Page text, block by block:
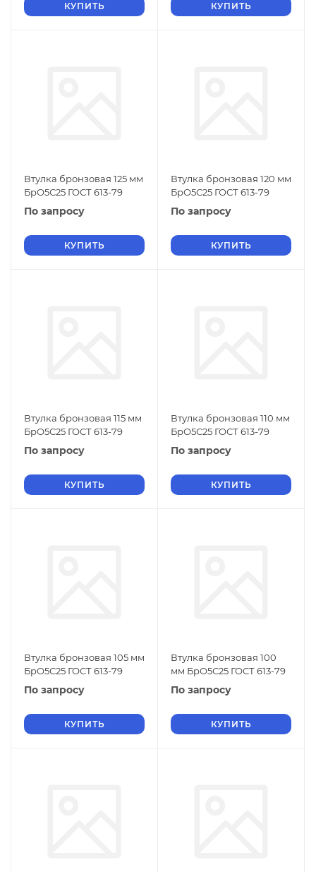
КУПИТЬ КУПИТЬ
Втулка бронзовая 125 мм
БрО5С25 ГОСТ 613-79
По запросу
КУПИТЬ
Втулка бронзовая 120 мм
БрО5С25 ГОСТ 613-79
По запросу
КУПИТЬ
Втулка бронзовая 115 мм
БрО5С25 ГОСТ 613-79
По запросу
КУПИТЬ
Втулка бронзовая 110 мм
БрО5С25 ГОСТ 613-79
По запросу
КУПИТЬ
Втулка бронзовая 105 мм
БрО5С25 ГОСТ 613-79
По запросу
КУПИТЬ
Втулка бронзовая 100
мм БрО5С25 ГОСТ 613-79
По запросу
КУПИТЬ